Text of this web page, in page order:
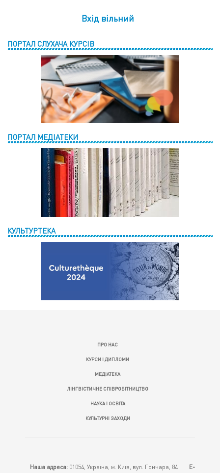
Вхід вільний
ПОРТАЛ СЛУХАЧА КУРСІВ
ПОРТАЛ МЕДІАТЕКИ
КУЛЬТУРТЕКА
ПРО НАС
КУРСИ І ДИПЛОМИ
МЕДІАТЕКА
ЛІНГВІСТИЧНЕ СПІВРОБІТНИЦТВО
НАУКА І ОСВІТА
КУЛЬТУРНІ ЗАХОДИ
Наша адреса: 01054, Україна, м. Київ, вул. Гончара, 84
E-